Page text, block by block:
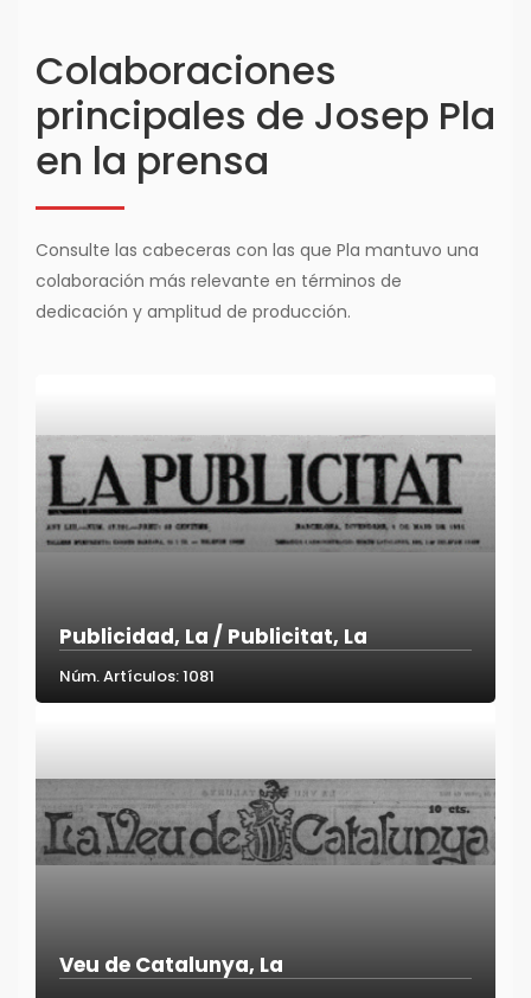
Colaboraciones
principales de Josep Pla
en la prensa
Consulte las cabeceras con las que Pla mantuvo una
colaboración más relevante en términos de
dedicación y amplitud de producción.
Publicidad, La / Publicitat, La
Núm. Artículos: 1081
Veu de Catalunya, La